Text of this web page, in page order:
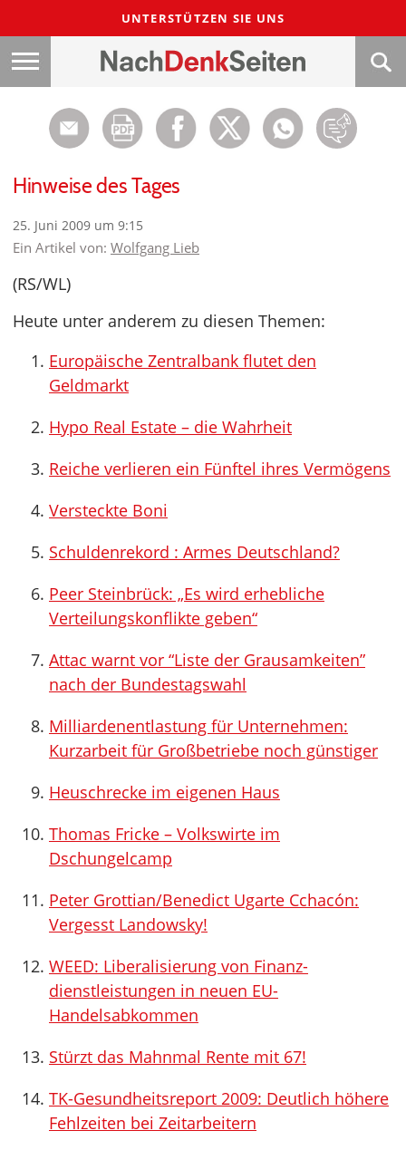
UNTERSTÜTZEN SIE UNS
Hinweise des Tages
25. Juni 2009 um 9:15
Ein Artikel von: Wolfgang Lieb
(RS/WL)
Heute unter anderem zu diesen Themen:
Europäische Zentralbank flutet den
Geldmarkt
Hypo Real Estate – die Wahrheit
Reiche verlieren ein Fünftel ihres Vermögens
Versteckte Boni
Schuldenrekord : Armes Deutschland?
Peer Steinbrück: „Es wird erhebliche
Verteilungskonflikte geben“
Attac warnt vor “Liste der Grausamkeiten”
nach der Bundestagswahl
Milliardenentlastung für Unternehmen:
Kurzarbeit für Großbetriebe noch günstiger
Heuschrecke im eigenen Haus
Thomas Fricke – Volkswirte im
Dschungelcamp
Peter Grottian/Benedict Ugarte Cchacón:
Vergesst Landowsky!
WEED: Liberalisierung von Finanz­
dienstleistungen in neuen EU-
Handelsabkommen
Stürzt das Mahnmal Rente mit 67!
TK-Gesundheitsreport 2009: Deutlich höhere
Fehlzeiten bei Zeitarbeitern